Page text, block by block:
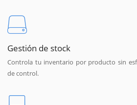
Gestión de stock
Controla tu inventario por producto sin
de control.